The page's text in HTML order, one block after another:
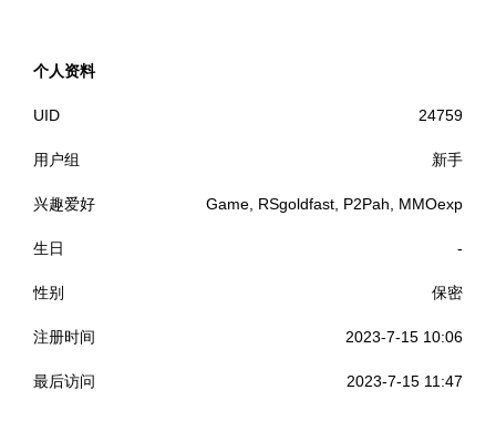
个人资料
UID 24759
用户组 新手
兴趣爱好 Game, RSgoldfast, P2Pah, MMOexp
生日 -
性别 保密
注册时间 2023-7-15 10:06
最后访问 2023-7-15 11:47